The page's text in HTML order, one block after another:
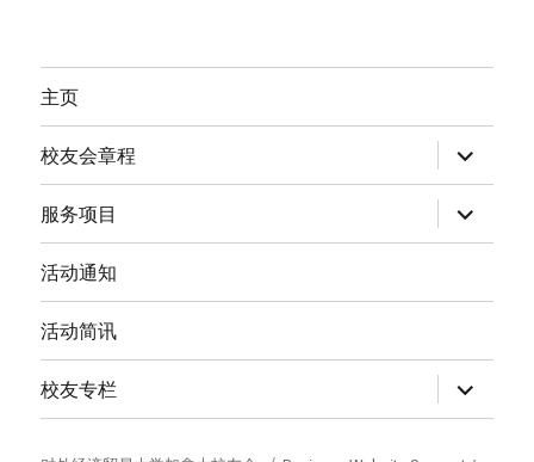
主页
校友会章程
expand
child
menu
服务项目
expand
child
menu
活动通知
活动简讯
校友专栏
expand
child
menu